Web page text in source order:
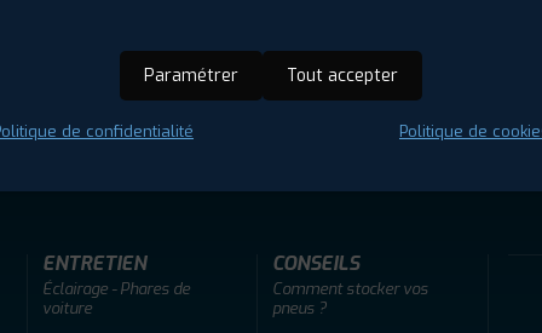
adherent Offres d'emploi
ENTRETIEN
Éclairage - Phares de
voiture
CONSEILS
Comment stocker vos
pneus ?
Paramétrer Tout accepter
de confidentialité Politique de